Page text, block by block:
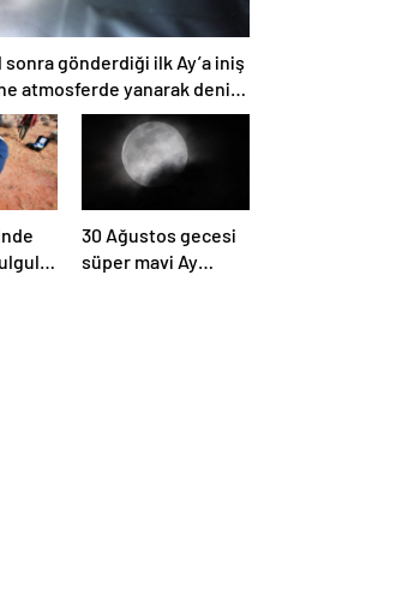
sonra gönderdiği ilk Ay’a iniş
atmosferde yanarak denize
30 Ağustos gecesi
süper mavi Ay